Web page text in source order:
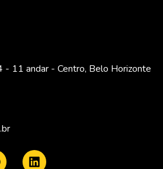
- 11 andar - Centro, Belo Horizonte